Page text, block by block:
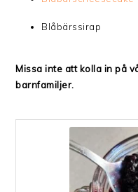
Blåbärssirap
Missa inte att kolla in på
barnfamiljer.